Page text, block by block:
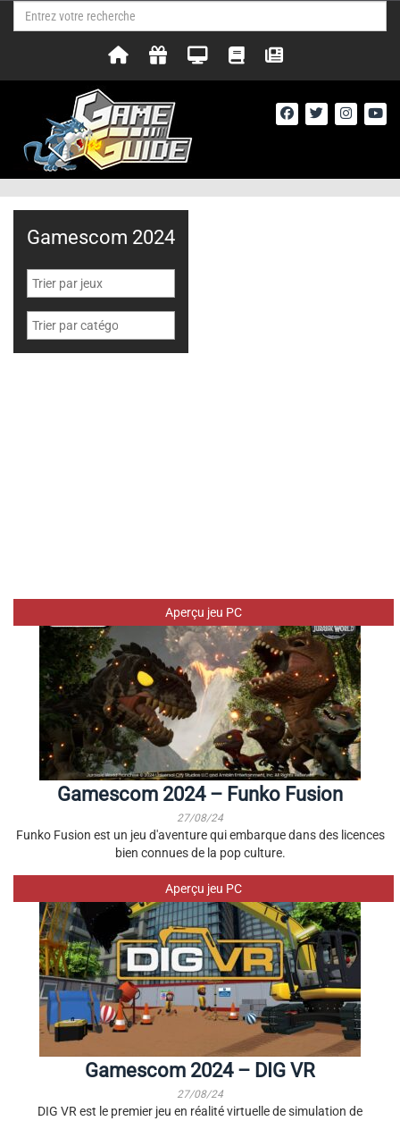
Aperçu jeu PC
Gamescom 2024 – Funko Fusion
27/08/24
Funko Fusion est un jeu d'aventure qui embarque dans des licences
bien connues de la pop culture.
Aperçu jeu PC
Gamescom 2024 – DIG VR
27/08/24
DIG VR est le premier jeu en réalité virtuelle de simulation de
Gamescom 2024